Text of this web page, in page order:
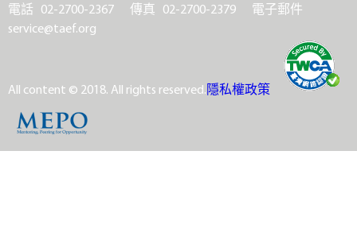
電話 02-2700-2367
傳真 02-2700-2379
電子郵件
service@taef.org
All content © 2018. All rights reserved.隱私權政策